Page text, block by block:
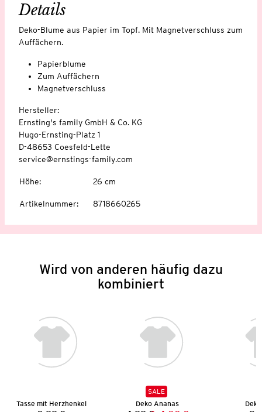
Details
Deko-Blume aus Papier im Topf. Mit Magnetverschluss zum
Auffächern.
Papierblume
Zum Auffächern
Magnetverschluss
Hersteller:
Ernsting's family GmbH & Co. KG
Hugo-Ernsting-Platz 1
D-48653 Coesfeld-Lette
service@ernstings-family.com
Höhe: 26 cm
Artikelnummer: 8718660265
Wird von anderen häufig dazu
kombiniert
Tasse mit Herzhenkel
SALE
Deko Ananas